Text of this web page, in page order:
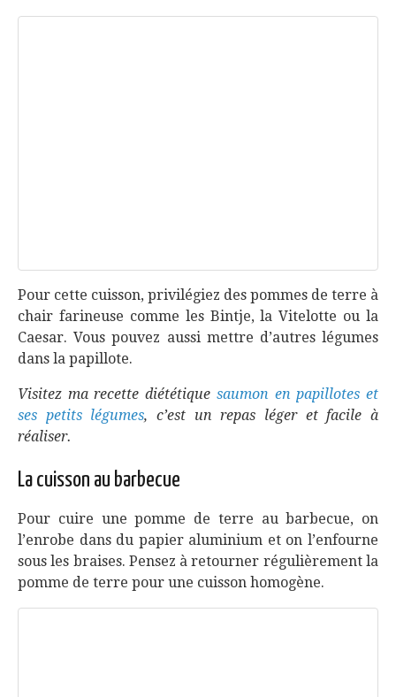
Pour cette cuisson, privilégiez des pommes de terre à
chair farineuse comme les Bintje, la Vitelotte ou la
Caesar. Vous pouvez aussi mettre d’autres légumes
dans la papillote.
Visitez ma recette diététique saumon en papillotes et
ses petits légumes, c’est un repas léger et facile à
réaliser.
La cuisson au barbecue
Pour cuire une pomme de terre au barbecue, on
l’enrobe dans du papier aluminium et on l’enfourne
sous les braises. Pensez à retourner régulièrement la
pomme de terre pour une cuisson homogène.